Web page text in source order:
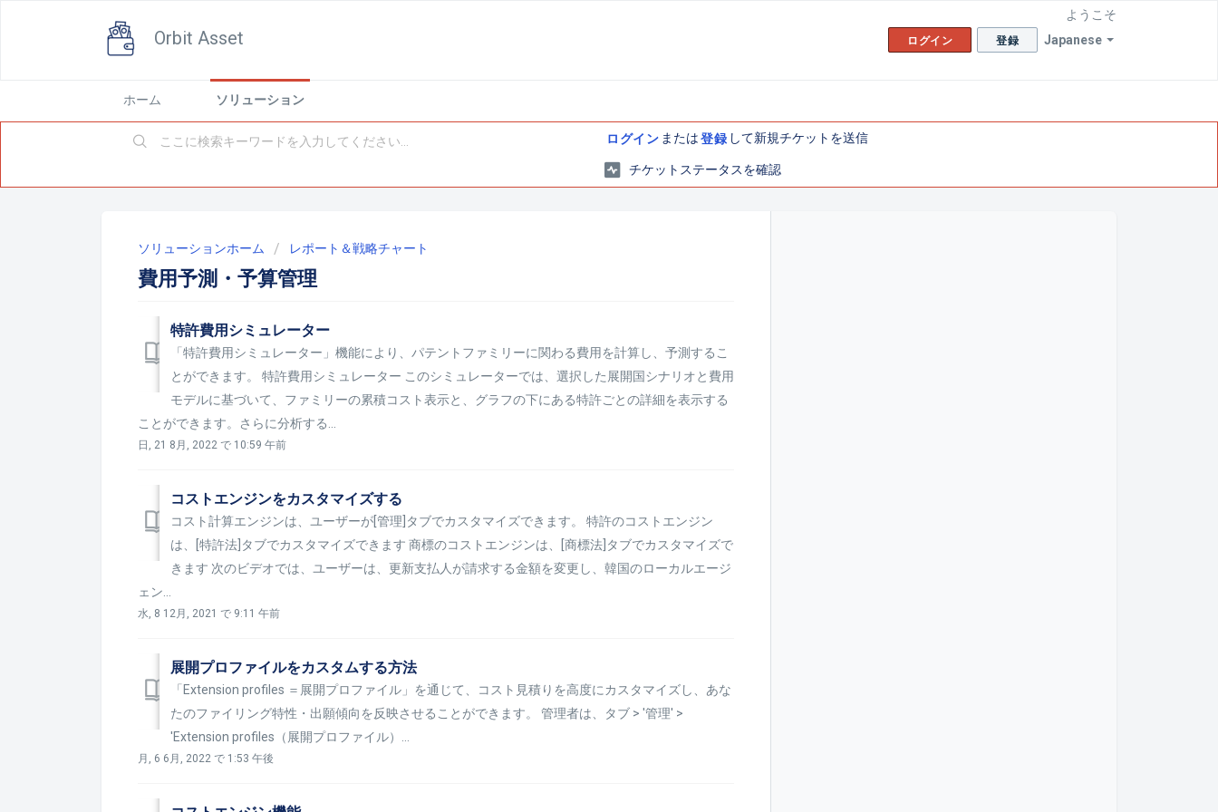
Orbit Asset Japanese
ようこそ
ログイン 登録
ホーム ソリューション
ログイン または登録 して新規チケットを送信
チケットステータスを確認
ソリューションホーム レポート＆戦略チャート
費用予測・予算管理
特許費用シミュレーター
「特許費用シミュレーター」機能により、パテントファミリーに関わる費用を計算し、予測するこ
とができます。 特許費用シミュレーター このシミュレーターでは、選択した展開国シナリオと費用
モデルに基づいて、ファミリーの累積コスト表示と、グラフの下にある特許ごとの詳細を表示する
ことができます。さらに分析する...
日, 21 8月, 2022 で 10:59 午前
コストエンジンをカスタマイズする
コスト計算エンジンは、ユーザーが[管理]タブでカスタマイズできます。 特許のコストエンジン
は、[特許法]タブでカスタマイズできます 商標のコストエンジンは、[商標法]タブでカスタマイズで
きます 次のビデオでは、ユーザーは、更新支払人が請求する金額を変更し、韓国のローカルエージ
ェン...
水, 8 12月, 2021 で 9:11 午前
展開プロファイルをカスタムする方法
「Extension profiles ＝展開プロファイル」を通じて、コスト見積りを高度にカスタマイズし、あな
たのファイリング特性・出願傾向を反映させることができます。 管理者は、タブ > '管理' >
'Extension profiles（展開プロファイル）...
月, 6 6月, 2022 で 1:53 午後